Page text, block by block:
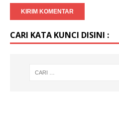
CARI KATA KUNCI DISINI :